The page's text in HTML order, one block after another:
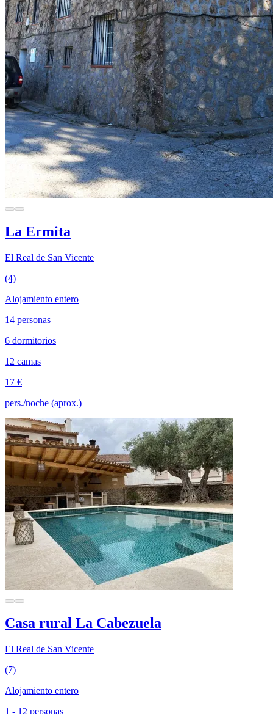
La Ermita
El Real de San Vicente
(4)
Alojamiento entero
14 personas
6 dormitorios
12 camas
17 €
pers./noche (aprox.)
Casa rural La Cabezuela
El Real de San Vicente
(7)
Alojamiento entero
1 - 12 personas